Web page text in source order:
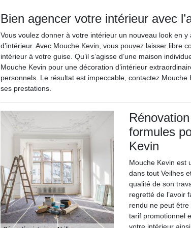
Bien agencer votre intérieur avec
Vous voulez donner à votre intérieur un nouveau look en
d’intérieur. Avec Mouche Kevin, vous pouvez laisser libre
intérieur à votre guise. Qu’il s’agisse d’une maison
Mouche Kevin pour une décoration d’intérieur
personnels. Le résultat est impeccable, contactez
ses prestations.
formules
Kevin
Mouche Kevin est
dans tout Veilhes
qualité de son
regretté de l’avoir
rendu ne peut être
tarif promotionnel